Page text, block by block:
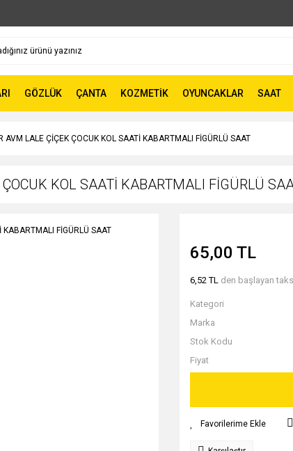
GÖZLÜK ÇANTA KOZMETİK OYUNCAKLAR SAAT
AVM LALE ÇİÇEK ÇOCUK KOL SAATİ KABARTMALI FİGÜRLÜ SAAT
KOL SAATİ KABARTMALI FİGÜRLÜ
65,00 TL
6,52 TL den başlayan
Kategori
Marka
Stok Kodu
Fiyat